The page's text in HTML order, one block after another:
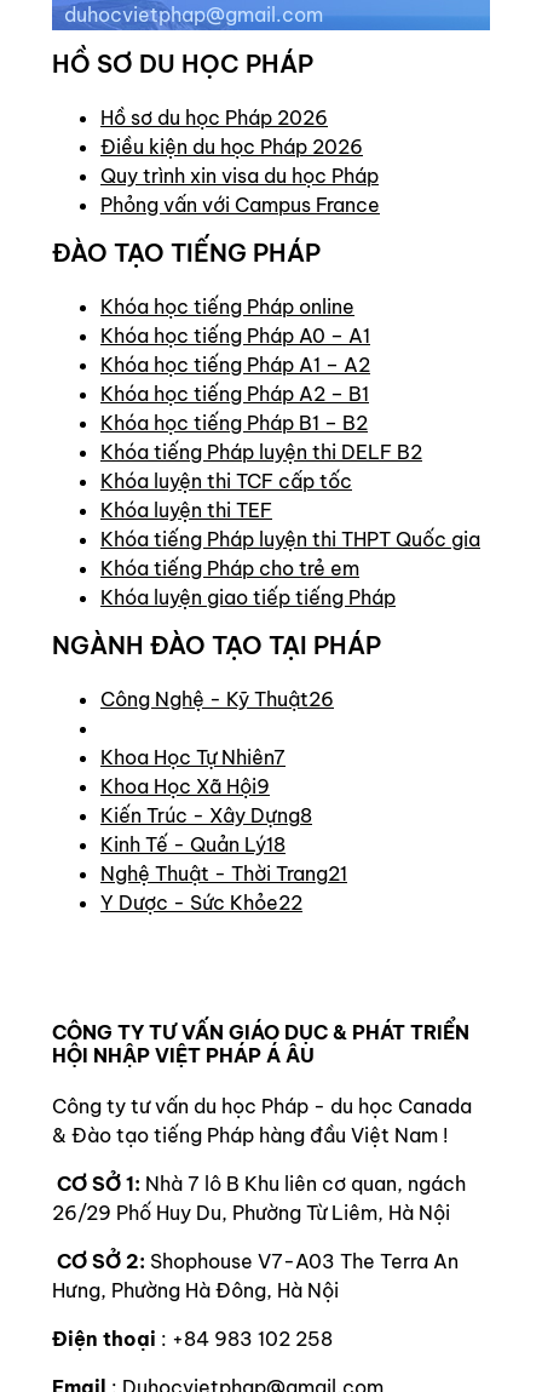
duhocvietphap@gmail.com
HỒ SƠ DU HỌC PHÁP
Hồ sơ du học Pháp 2026
Điều kiện du học Pháp 2026
Quy trình xin visa du học Pháp
Phỏng vấn với Campus France
ĐÀO TẠO TIẾNG PHÁP
Khóa học tiếng Pháp online
Khóa học tiếng Pháp A0 – A1
Khóa học tiếng Pháp A1 – A2
Khóa học tiếng Pháp A2 – B1
Khóa học tiếng Pháp B1 – B2
Khóa tiếng Pháp luyện thi DELF B2
Khóa luyện thi TCF cấp tốc
Khóa luyện thi TEF
Khóa tiếng Pháp luyện thi THPT Quốc gia
Khóa tiếng Pháp cho trẻ em
Khóa luyện giao tiếp tiếng Pháp
NGÀNH ĐÀO TẠO TẠI PHÁP
Công Nghệ - Kỹ Thuật26
Khoa Học Tự Nhiên7
Khoa Học Xã Hội9
Kiến Trúc - Xây Dựng8
Kinh Tế - Quản Lý18
Nghệ Thuật - Thời Trang21
Y Dược - Sức Khỏe22
CÔNG TY TƯ VẤN GIÁO DỤC & PHÁT TRIỂN
HỘI NHẬP VIỆT PHÁP Á ÂU
Công ty tư vấn du học Pháp - du học Canada
& Đào tạo tiếng Pháp hàng đầu Việt Nam !
CƠ SỞ 1: Nhà 7 lô B Khu liên cơ quan, ngách
26/29 Phố Huy Du, Phường Từ Liêm, Hà Nội
CƠ SỞ 2: Shophouse V7-A03 The Terra An
Hưng, Phường Hà Đông, Hà Nội
Điện thoại : +84 983 102 258
Email : Duhocvietphap@gmail.com